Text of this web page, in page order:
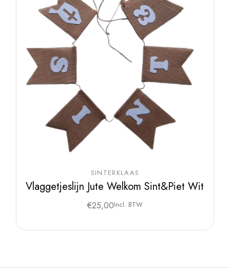
SINTERKLAAS
Vlaggetjeslijn Jute Welkom Sint&Piet Wit
€25,00Incl. BTW